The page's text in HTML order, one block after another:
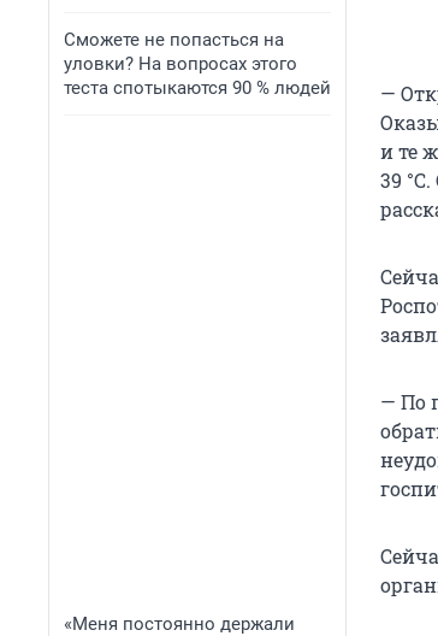
Сможете не попасться на
уловки? На вопросах этого
теста спотыкаются 90 % людей
«Меня постоянно держали
—
и те
39
— По